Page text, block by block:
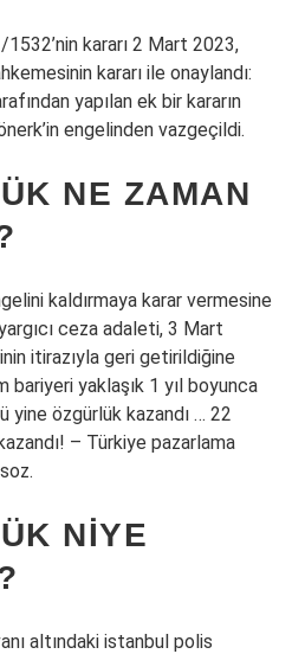
kararı 2 Mart 2023,
kararı ile onaylandı:
yapılan ek bir kararın
engelinden vazgeçildi.
NE ZAMAN
kaldırmaya karar vermesine
ceza adaleti, 3 Mart
itirazıyla geri getirildiğine
bariyeri yaklaşık 1 yıl boyunca
yine özgürlük kazandı … 22
– Türkiye pazarlama
NIYE
altındaki istanbul polis